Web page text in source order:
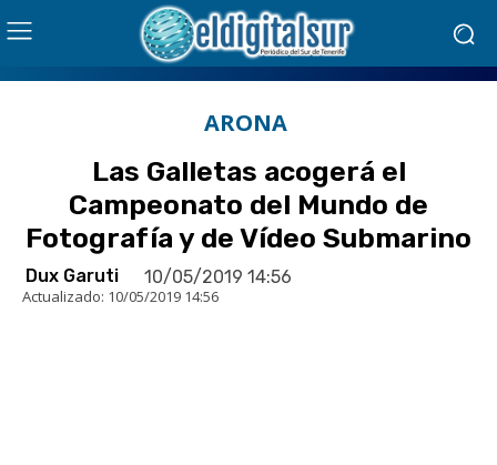
ARONA
Las Galletas acogerá el
Campeonato del Mundo de
Fotografía y de Vídeo Submarino
Dux Garuti 10/05/2019 14:56
Actualizado: 10/05/2019 14:56